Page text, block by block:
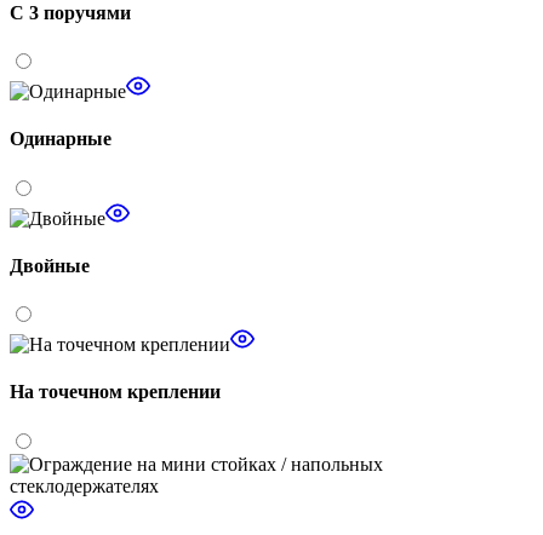
С 3 поручями
Одинарные
Двойные
На точечном креплении